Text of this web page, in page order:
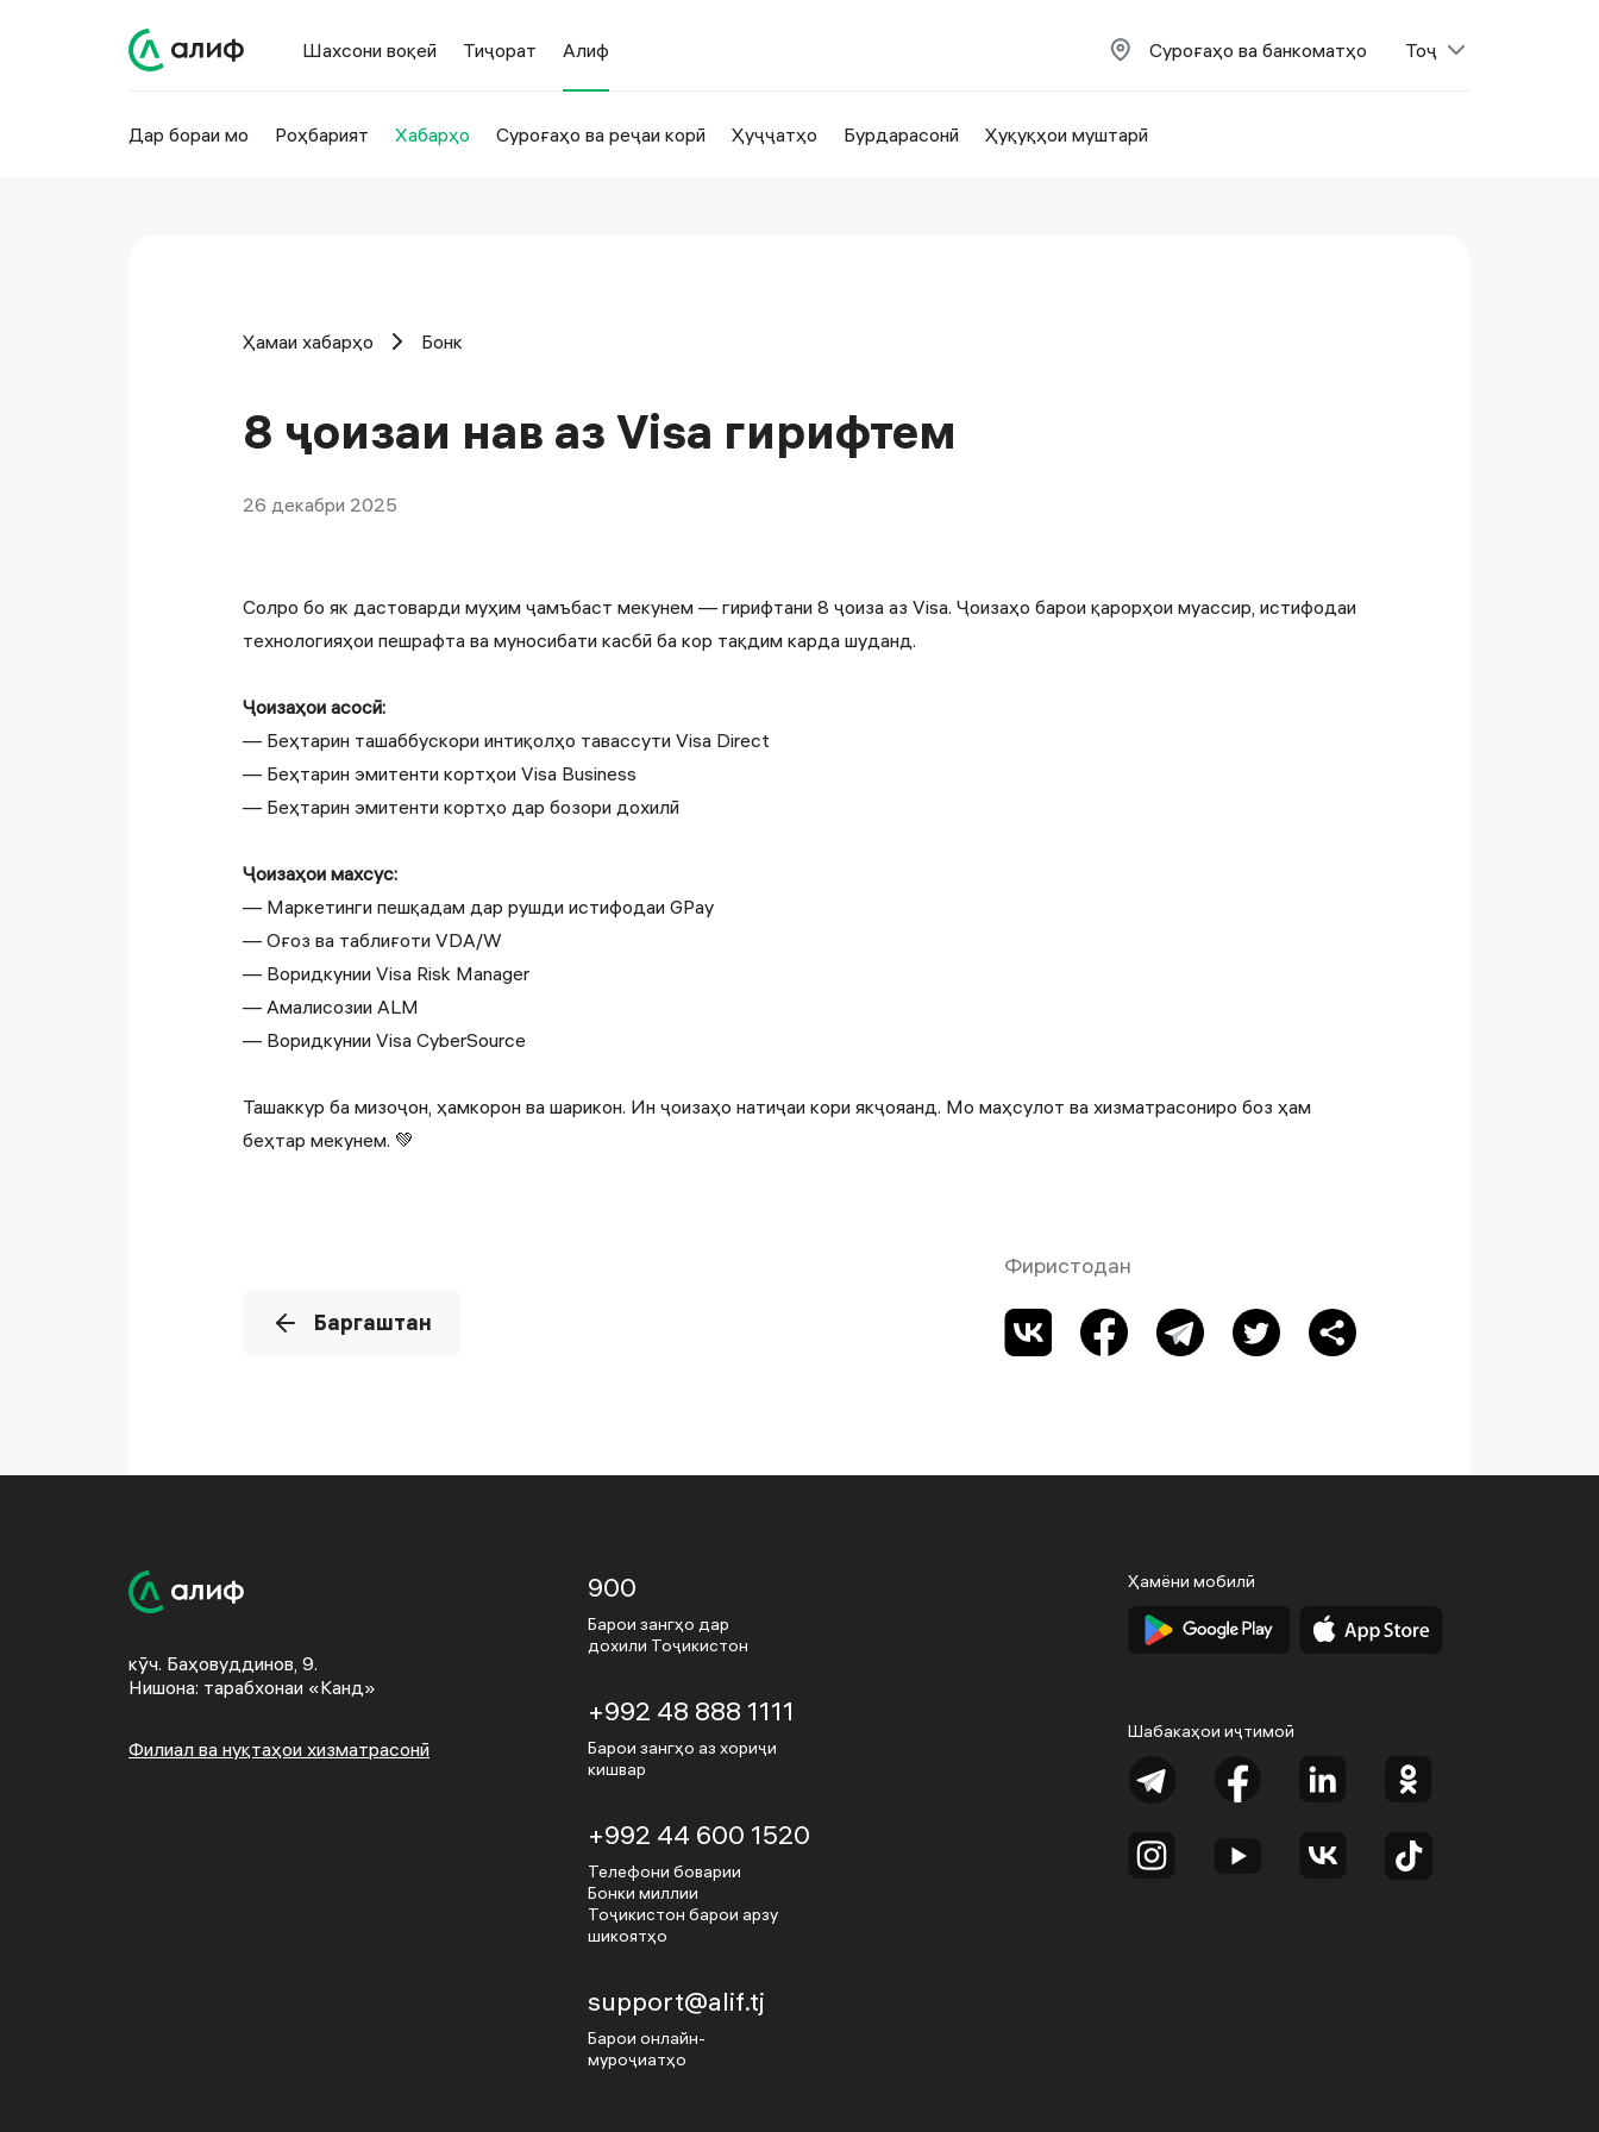
Шахсони воқеӣ Тиҷорат Алиф Суроғаҳо ва банкоматҳо Тоҷ
Дар бораи мо Роҳбарият Хабарҳо Суроғаҳо ва реҷаи корӣ Ҳуҷҷатҳо Бурдарасонӣ Ҳуқуқҳои муштарӣ
Ҳамаи хабарҳо Бонк
8 ҷоизаи нав аз Visa гирифтем
26 декабри 2025
Солро бо як дастоварди муҳим ҷамъбаст мекунем — гирифтани 8 ҷоиза аз Visa. Ҷоизаҳо барои қарорҳои муассир, истифодаи
технологияҳои пешрафта ва муносибати касбӣ ба кор тақдим карда шуданд.
Ҷоизаҳои асосӣ:
— Беҳтарин ташаббускори интиқолҳо тавассути Visa Direct
— Беҳтарин эмитенти кортҳои Visa Business
— Беҳтарин эмитенти кортҳо дар бозори дохилӣ
Ҷоизаҳои махсус:
— Маркетинги пешқадам дар рушди истифодаи GPay
— Оғоз ва таблиғоти VDA/W
— Воридкунии Visa Risk Manager
— Амалисозии ALM
— Воридкунии Visa CyberSource
Ташаккур ба мизоҷон, ҳамкорон ва шарикон. Ин ҷоизаҳо натиҷаи кори якҷояанд. Мо маҳсулот ва хизматрасониро боз ҳам
беҳтар мекунем. 💚
Фиристодан
Баргаштан
кӯч. Баҳовуддинов, 9.
Нишона: тарабхонаи «Канд»
Филиал ва нуқтаҳои хизматрасонӣ
900
Барои зангҳо дар
дохили Тоҷикистон
+992 48 888 1111
Барои зангҳо аз хориҷи
кишвар
+992 44 600 1520
Телефони боварии
Бонки миллии
Тоҷикистон барои арзу
шикоятҳо
support@alif.tj
Барои онлайн-
муроҷиатҳо
Ҳамёни мобилӣ
Шабакаҳои иҷтимоӣ